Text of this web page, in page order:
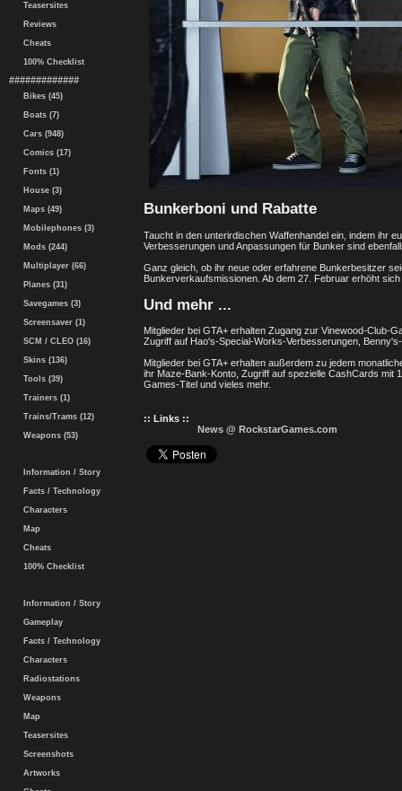
Teasersites
Reviews
Cheats
100% Checklist
#############
Bikes (45)
Boats (7)
Cars (948)
Comics (17)
Fonts (1)
House (3)
Maps (49)
Mobilephones (3)
Mods (244)
Multiplayer (66)
Planes (31)
Savegames (3)
Screensaver (1)
SCM / CLEO (16)
Skins (136)
Tools (39)
Trainers (1)
Trains/Trams (12)
Weapons (53)
Information / Story
Facts / Technology
Characters
Map
Cheats
100% Checklist
Information / Story
Gameplay
Facts / Technology
Characters
Radiostations
Weapons
Map
Teasersites
Screenshots
Artworks
Bunkerboni und Rabatte
Taucht in den unterirdischen Waffenhandel ein, indem ihr
Verbesserungen und Anpassungen für Bunker sind
Ganz gleich, ob ihr neue oder erfahrene Bunkerbesitzer
Bunkerverkaufsmissionen. Ab dem 27. Februar erhöht
Und mehr ...
Mitglieder bei GTA+ erhalten Zugang zur Vinewood-Club-
Zugriff auf Hao's-Special-Works-Verbesserungen,
Mitglieder bei GTA+ erhalten außerdem zu jedem
ihr Maze-Bank-Konto, Zugriff auf spezielle CashCards
Games-Titel und vieles mehr.
:: Links ::
News @ RockstarGames.com